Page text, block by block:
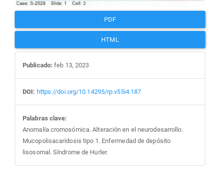
PDF
HTML
Publicado: feb 13, 2023
DOI: https://doi.org/10.14295/rp.v55i4.187
Palabras clave:
Anomalía cromosómica. Alteración en el neurodesarrollo.
Mucopolisacaridosis tipo 1. Enfermedad de depósito
lisosomal. Síndrome de Hurler.